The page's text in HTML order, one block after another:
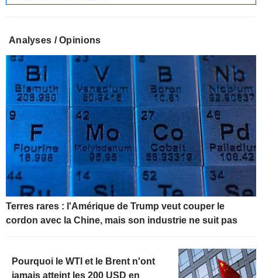
Analyses / Opinions
Terres rares : l'Amérique de Trump veut couper le
cordon avec la Chine, mais son industrie ne suit pas
Pourquoi le WTI et le Brent n'ont
jamais atteint les 200 USD en